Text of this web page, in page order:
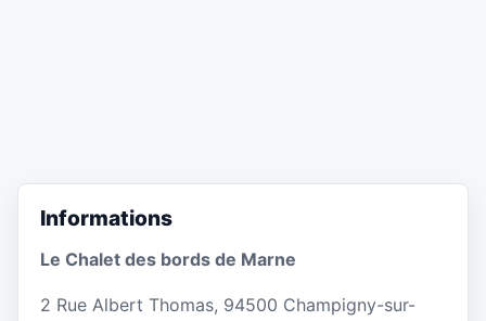
Informations
Le Chalet des bords de Marne
2 Rue Albert Thomas, 94500 Champigny-sur-